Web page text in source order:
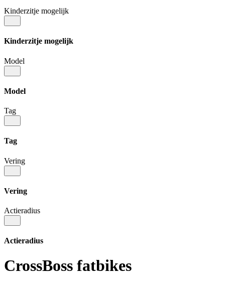
Kinderzitje mogelijk
Kinderzitje mogelijk
Model
Model
Tag
Tag
Vering
Vering
Actieradius
Actieradius
CrossBoss fatbikes